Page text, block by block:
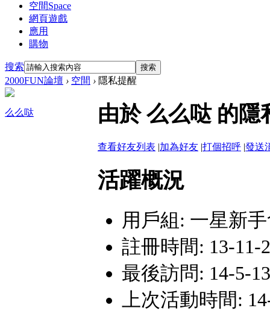
空間Space
網頁遊戲
應用
購物
搜索 搜索
2000FUN論壇 › 空間 › 隱私提醒
么么哒 由於 么么哒 的
查看好友列表 |加為好友 |打個招呼 |發送
活躍概況
用戶組: 一星新
註冊時間: 13-11-
最後訪問: 14-5-
上次活動時間: